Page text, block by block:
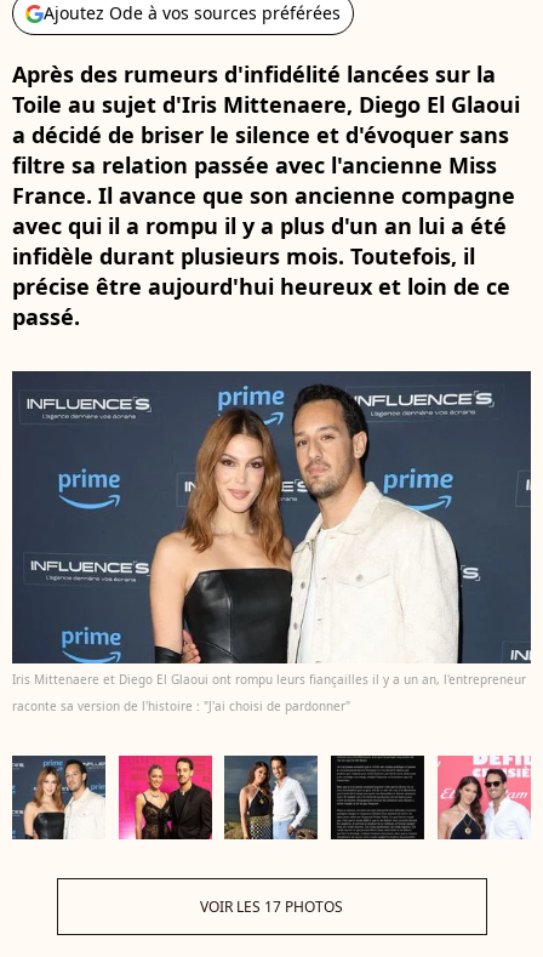
Ajoutez Ode à vos sources préférées
Après des rumeurs d'infidélité lancées sur la
Toile au sujet d'Iris Mittenaere, Diego El Glaoui
a décidé de briser le silence et d'évoquer sans
filtre sa relation passée avec l'ancienne Miss
France. Il avance que son ancienne compagne
avec qui il a rompu il y a plus d'un an lui a été
infidèle durant plusieurs mois. Toutefois, il
précise être aujourd'hui heureux et loin de ce
passé.
Iris Mittenaere et Diego El Glaoui ont rompu leurs fiançailles il y a un an, l'entrepreneur
raconte sa version de l'histoire : "J'ai choisi de pardonner"
VOIR LES 17 PHOTOS